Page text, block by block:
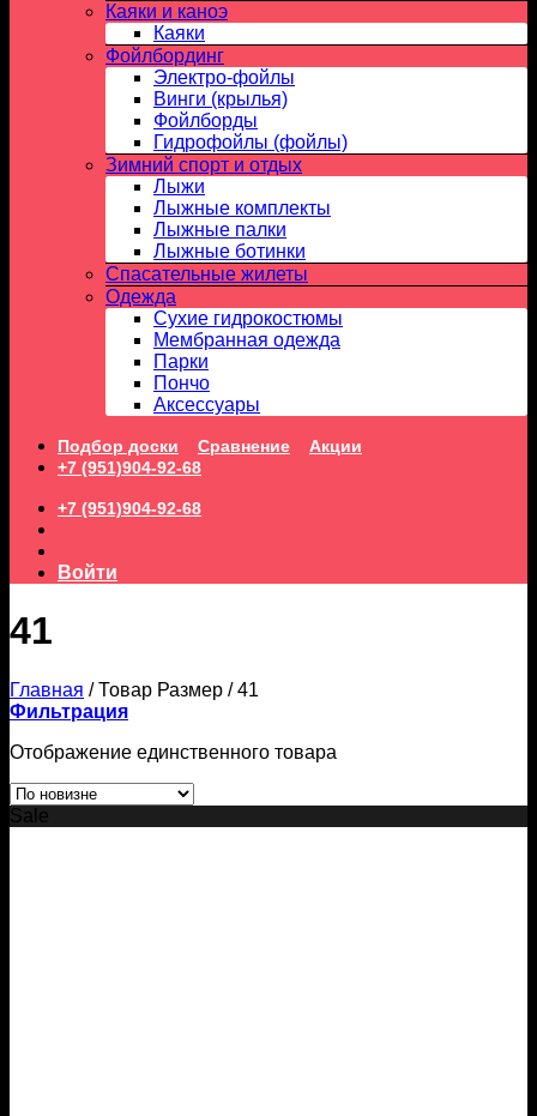
Каяки и каноэ
Каяки
Фойлбординг
Электро-фойлы
Винги (крылья)
Фойлборды
Гидрофойлы (фойлы)
Зимний спорт и отдых
Лыжи
Лыжные комплекты
Лыжные палки
Лыжные ботинки
Спасательные жилеты
Одежда
Сухие гидрокостюмы
Мембранная одежда
Парки
Пончо
Аксессуары
Подбор доски Сравнение
Акции
+7 (951)904-92-68
+7 (951)904-92-68
Войти
41
Главная /Товар Размер /41
Фильтрация
Отображение единственного товара
Sale